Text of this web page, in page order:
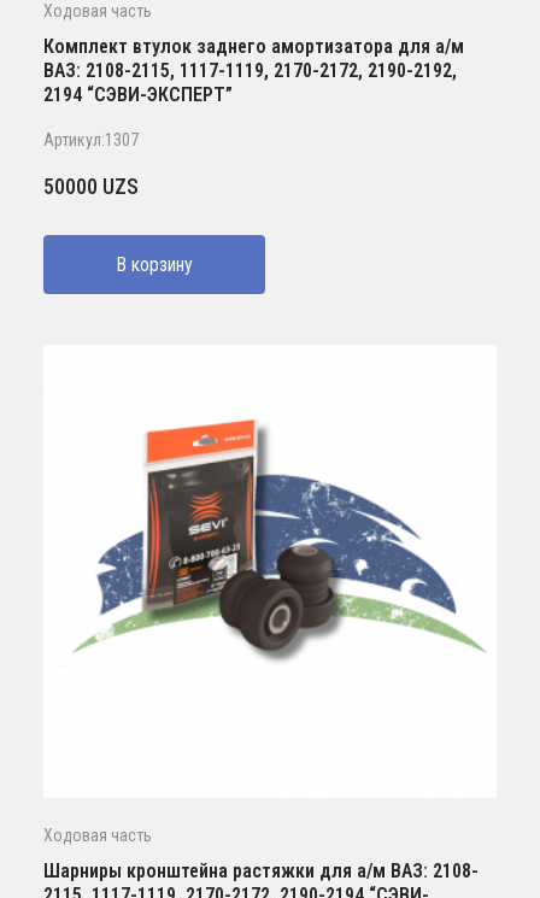
Ходовая часть
Комплект втулок заднего амортизатора для а/м
ВАЗ: 2108-2115, 1117-1119, 2170-2172, 2190-2192,
2194 “СЭВИ-ЭКСПЕРТ”
Артикул:1307
50000 UZS
В корзину
Ходовая часть
Шарниры кронштейна растяжки для а/м ВАЗ: 2108-